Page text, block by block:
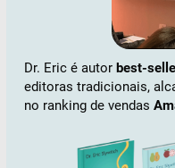
Dr. Eric é autor best-
editoras tradicionais,
no ranking de vendas